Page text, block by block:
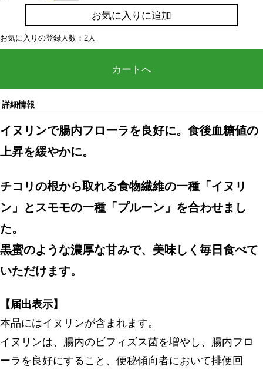
お気に入りに追加
お気に入りの登録人数：2人
カートへ
詳細情報
イヌリンで腸内フローラを良好に。食後血糖値の
上昇を緩やかに。
チコリの根から取れる食物繊維の一種「イヌリ
ン」とスモモの一種「プルーン」を合わせまし
た。
黒蜜のような濃厚な甘みで、美味しく毎日食べて
いただけます。
【届出表示】
本品にはイヌリンが含まれます。
イヌリンは、腸内のビフィズス菌を増やし、腸内フロ
ーラを良好にすること、便秘傾向者において排便回